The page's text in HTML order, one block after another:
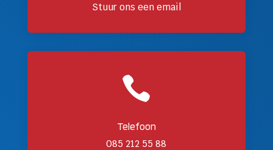
Stuur ons een email

Telefoon
085 212 55 88